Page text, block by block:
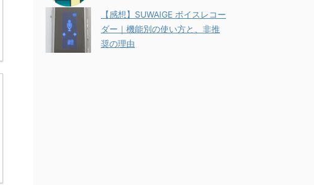
【感想】SUWAIGE ボイスレコー
ダー｜機能別の使い方と、非推
奨の理由